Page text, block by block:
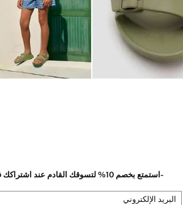
-استمتع بخصم 10% لتسوقك القادم عند اشتراكك في نشرتنا الاخبارية
البريد الإلكتروني